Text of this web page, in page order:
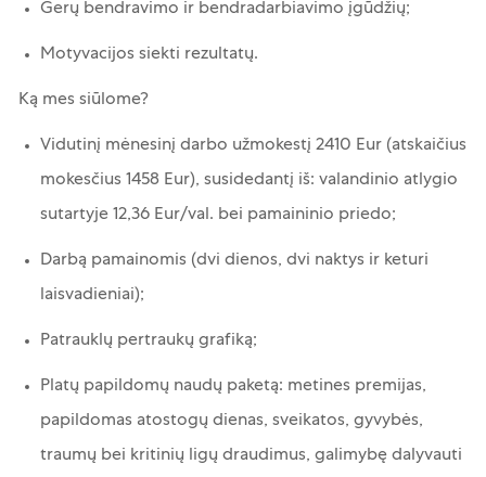
Gerų bendravimo ir bendradarbiavimo įgūdžių;
Motyvacijos siekti rezultatų.
Ką mes siūlome?
Vidutinį mėnesinį darbo užmokestį 2410 Eur (atskaičius
mokesčius 1458 Eur), susidedantį iš: valandinio atlygio
sutartyje 12,36 Eur/val. bei pamaininio priedo;
Darbą pamainomis (dvi dienos, dvi naktys ir keturi
laisvadieniai);
Patrauklų pertraukų grafiką;
Platų papildomų naudų paketą: metines premijas,
papildomas atostogų dienas, sveikatos, gyvybės,
traumų bei kritinių ligų draudimus, galimybę dalyvauti